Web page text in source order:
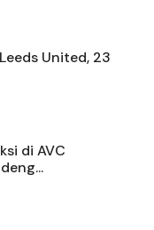
United, 23
di AVC